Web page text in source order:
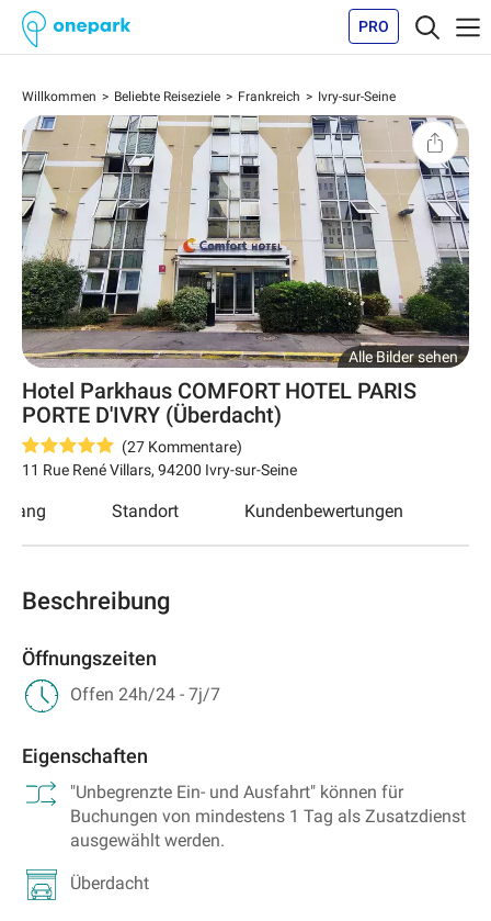
PRO
Willkommen Beliebte Reiseziele Frankreich Ivry-sur-Seine
Alle Bilder sehen
Hotel Parkhaus COMFORT HOTEL PARIS
PORTE D'IVRY (Überdacht)
(27 Kommentare)
11 Rue René Villars, 94200 Ivry-sur-Seine
Standort Kundenbewertungen
Beschreibung
Öffnungszeiten
Offen 24h/24 - 7j/7
Eigenschaften
"Unbegrenzte Ein- und Ausfahrt" können für
Buchungen von mindestens 1 Tag als Zusatzdienst
ausgewählt werden.
Überdacht